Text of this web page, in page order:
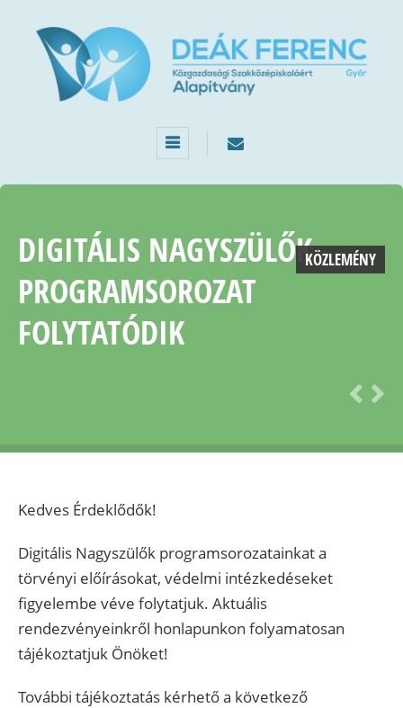
DIGITÁLIS NAGYSZÜLŐK
PROGRAMSOROZAT
FOLYTATÓDIK
KÖZLEMÉNY
Kedves Érdeklődők!
Digitális Nagyszülők programsorozatainkat a
törvényi előírásokat, védelmi intézkedéseket
figyelembe véve folytatjuk. Aktuális
rendezvényeinkről honlapunkon folyamatosan
tájékoztatjuk Önöket!
További tájékoztatás kérhető a következő